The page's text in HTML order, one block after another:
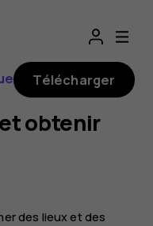
Télécharger
obtenir
des lieux et des